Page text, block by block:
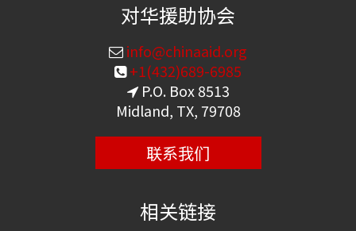
对华援助协会
info@chinaaid.org
+1(432)689-6985
P.O. Box 8513
Midland, TX, 79708
联系我们
相关链接